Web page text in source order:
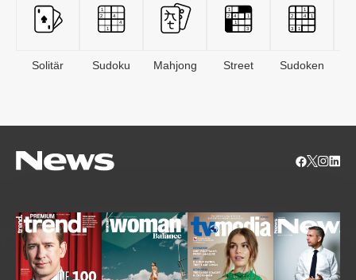
Solitär Sudoku Mahjong Street Sudoken